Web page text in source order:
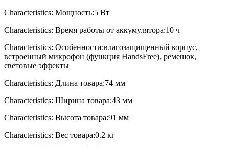
Characteristics: Мощность:5 Вт
Characteristics: Время работы от аккумулятора:10 ч
Characteristics: Особенности:влагозащищенный корпус,
встроенный микрофон (функция HandsFree), ремешок,
световые эффекты
Characteristics: Длина товара:74 мм
Characteristics: Ширина товара:43 мм
Characteristics: Высота товара:91 мм
Characteristics: Вес товара:0.2 кг